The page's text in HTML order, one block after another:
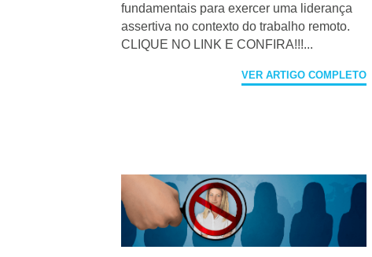
fundamentais para exercer uma liderança
assertiva no contexto do trabalho remoto.
CLIQUE NO LINK E CONFIRA!!!...
VER ARTIGO COMPLETO